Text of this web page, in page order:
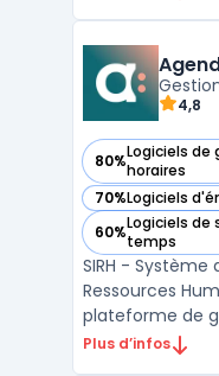
notamment
pour équipes,
4,8
80%Logiciels
horaires
— voir Agendrix
70%Logiciels
— voir Agendrix
60%Logiciels
temps
— voir Agendrix
SIRH -
Ressources
plateforme de
travail et des
Plus d’infos